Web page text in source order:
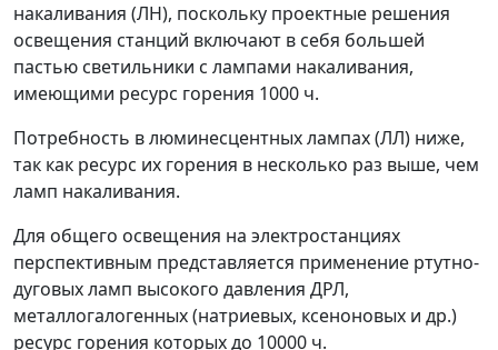
накаливания (ЛН), поскольку проектные решения
освещения станций включают в себя большей
пастью светильники с лампами накаливания,
имеющими ресурс горения 1000 ч.
Потребность в люминесцентных лампах (ЛЛ) ниже,
так как ресурс их горения в несколько раз выше, чем
ламп накаливания.
Для общего освещения на электростанциях
перспективным представляется применение ртутно-
дуговых ламп высокого давления ДРЛ,
металлогалогенных (натриевых, ксеноновых и др.)
ресурс горения которых до 10000 ч.